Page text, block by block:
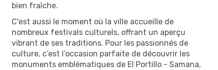
bien fraîche.
C'est aussi le moment où la ville accueille de
nombreux festivals culturels, offrant un aperçu
vibrant de ses traditions. Pour les passionnés de
culture, c’est l’occasion parfaite de découvrir les
monuments emblématiques de El Portillo - Samana,